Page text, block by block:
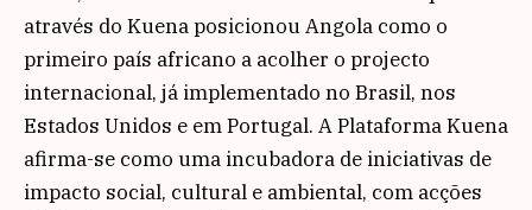
através do Kuena posicionou Angola como o
primeiro país africano a acolher o projecto
internacional, já implementado no Brasil, nos
Estados Unidos e em Portugal. A Plataforma Kuena
afirma-se como uma incubadora de iniciativas de
impacto social, cultural e ambiental, com acções